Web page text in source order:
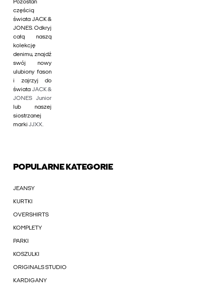
Pozostań
częścią
świata JACK &
JONES. Odkryj
całą naszą
kolekcję
denimu, znajdź
swój nowy
ulubiony fason
i zajrzyj do
świata JACK &
JONES Junior
lub naszej
siostrzanej
marki JJXX.
POPULARNE KATEGORIE
JEANSY
KURTKI
OVERSHIRTS
KOMPLETY
PARKI
KOSZULKI
ORIGINALS STUDIO
KARDIGANY